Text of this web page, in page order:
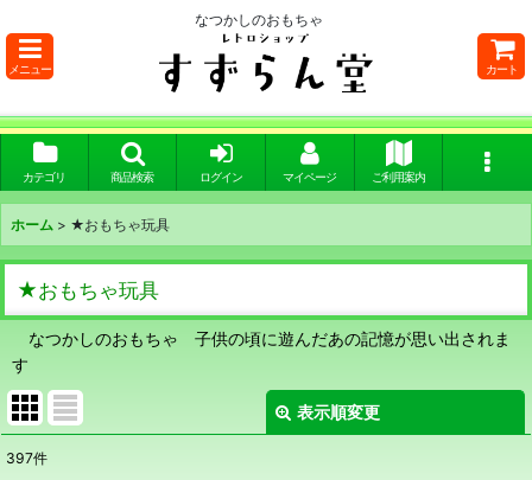
なつかしのおもちゃ
メニュー カート
カテゴリ 商品検索 ログイン マイページ ご利用案内
ホーム > ★おもちゃ玩具
★おもちゃ玩具
なつかしのおもちゃ 子供の頃に遊んだあの記憶が思い出されま
す
表示順変更
サブカテゴリ
397件